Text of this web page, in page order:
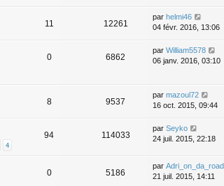
11 12261
par helmi46
04 févr. 2016, 13:06
0 6862
par William5578
06 janv. 2016, 03:10
8 9537
par mazoul72
16 oct. 2015, 09:44
4
94 114033
par Seyko
24 juil. 2015, 22:18
0 5186
par Adri_on_da_road
21 juil. 2015, 14:11